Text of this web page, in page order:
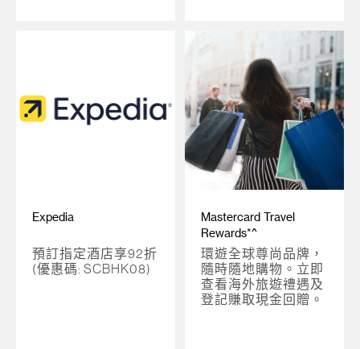
Expedia
預訂指定酒店享92折
(優惠碼: SCBHK08)
Mastercard Travel
Rewards*^
環遊全球尊尚品牌，
隨時隨地購物。立即
查看海外旅遊禮遇及
登記賺取現金回贈。